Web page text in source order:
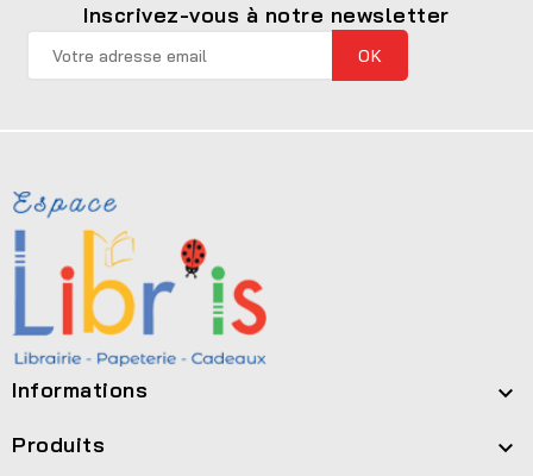
Inscrivez-vous à notre newsletter
Informations 
Produits 